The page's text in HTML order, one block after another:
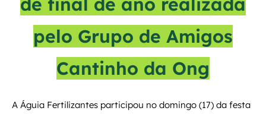
pelo Grupo de Amigos
Cantinho da Ong
A Águia Fertilizantes participou no domingo (17) da festa